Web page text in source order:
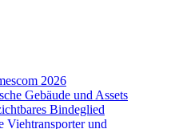
2026
Gebäude und Assets
Bindeglied
Viehtransporter und